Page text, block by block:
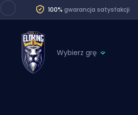
100% gwarancja satysfakcji
Wybierz grę